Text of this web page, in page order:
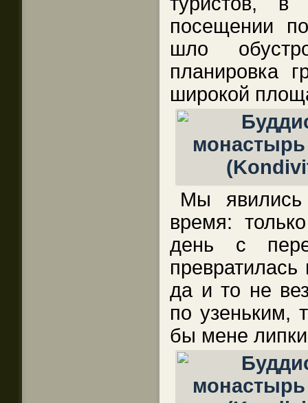
посещении
шло
планировка
широкой
Мы явились
время:
день с
да и то не
по узеньким,
бы мене